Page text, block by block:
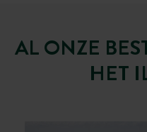
AL ONZE
HET